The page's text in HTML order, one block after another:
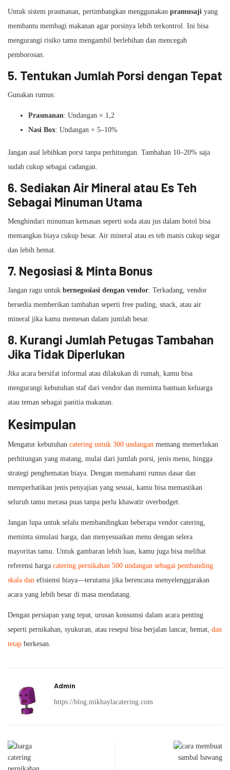
Untuk sistem prasmanan, pertimbangkan menggunakan pramusaji yang
membantu membagi makanan agar porsinya lebih terkontrol. Ini bisa
mengurangi risiko tamu mengambil berlebihan dan mencegah
pemborosan.
5. Tentukan Jumlah Porsi dengan Tepat
Gunakan rumus:
Prasmanan: Undangan × 1,2
Nasi Box: Undangan + 5–10%
Jangan asal lebihkan porsi tanpa perhitungan. Tambahan 10–20% saja
sudah cukup sebagai cadangan.
6. Sediakan Air Mineral atau Es Teh
Sebagai Minuman Utama
Menghindari minuman kemasan seperti soda atau jus dalam botol bisa
memangkas biaya cukup besar. Air mineral atau es teh manis cukup segar
dan lebih hemat.
7. Negosiasi & Minta Bonus
Jangan ragu untuk bernegosiasi dengan vendor . Terkadang, vendor
bersedia memberikan tambahan seperti free puding, snack, atau air
mineral jika kamu memesan dalam jumlah besar.
8. Kurangi Jumlah Petugas Tambahan
Jika Tidak Diperlukan
Jika acara bersifat informal atau dilakukan di rumah, kamu bisa
mengurangi kebutuhan staf dari vendor dan meminta bantuan keluarga
atau teman sebagai panitia makanan.
Kesimpulan
Mengatur kebutuhan catering untuk 300 undangan memang memerlukan
perhitungan yang matang, mulai dari jumlah porsi, jenis menu, hingga
strategi penghematan biaya. Dengan memahami rumus dasar dan
memperhatikan jenis penyajian yang sesuai, kamu bisa memastikan
seluruh tamu merasa puas tanpa perlu khawatir overbudget.
Jangan lupa untuk selalu membandingkan beberapa vendor catering,
meminta simulasi harga, dan menyesuaikan menu dengan selera
mayoritas tamu. Untuk gambaran lebih luas, kamu juga bisa melihat
referensi harga catering pernikahan 500 undangan sebagai pembanding
skala dan efisiensi biaya—terutama jika berencana menyelenggarakan
acara yang lebih besar di masa mendatang.
Dengan persiapan yang tepat, urusan konsumsi dalam acara penting
seperti pernikahan, syukuran, atau resepsi bisa berjalan lancar, hemat, dan
tetap berkesan.
Admin
https://blog.mikhaylacatering.com